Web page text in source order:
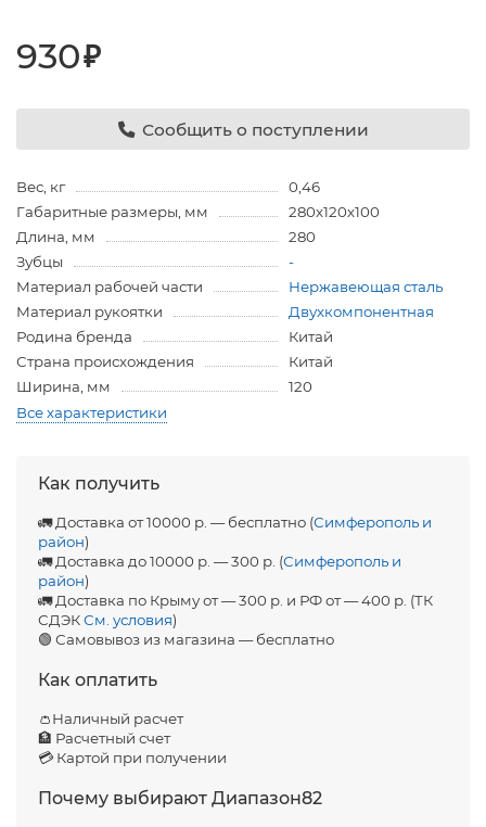
930₽
Сообщить о поступлении
Вес, кг
0,46
Габаритные размеры, мм
280х120х100
Длина, мм
280
Зубцы
-
Материал рабочей части
Нержавеющая сталь
Материал рукоятки
Двухкомпонентная
Родина бренда
Китай
Страна происхождения
Китай
Ширина, мм
120
Все характеристики
Как получить
🚛 Доставка от 10000 р. — бесплатно (Симферополь и
район)
🚛 Доставка до 10000 р. — 300 р. (Симферополь и
район)
🚛 Доставка по Крыму от — 300 р. и РФ от — 400 р. (ТК
СДЭКСм. условия)
🟢 Самовывоз из магазина — бесплатно
Как оплатить
👛Наличный расчет
🏦 Расчетный счет
💳 Картой при получении
Почему выбирают Диапазон82